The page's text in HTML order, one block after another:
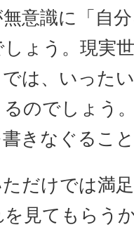
意識に「自
ょう。現実
は、いった
のでしょう
きなぐるこ
だけでは満
見てもらう